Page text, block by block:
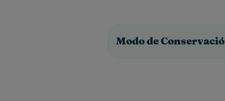
Modo de